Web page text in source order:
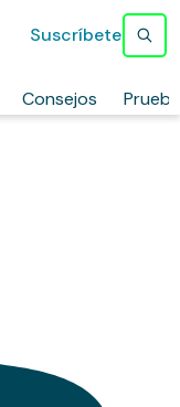
Consejos
Suscríbete